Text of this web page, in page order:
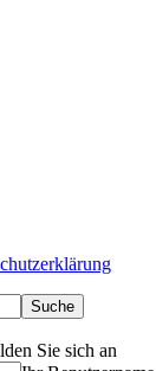
Sie sich an